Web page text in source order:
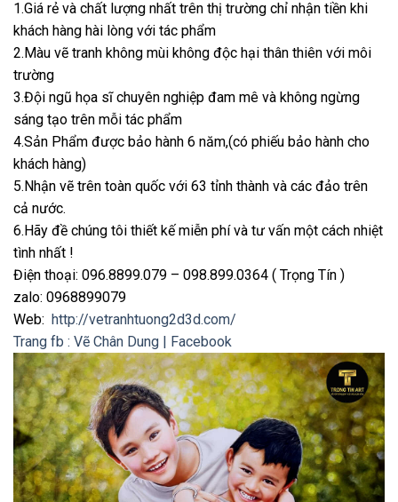
1.Giá rẻ và chất lượng nhất trên thị trường chỉ nhận tiền khi
khách hàng hài lòng với tác phẩm
2.Màu vẽ tranh không mùi không độc hại thân thiên với môi
trường
3.Đội ngũ họa sĩ chuyên nghiệp đam mê và không ngừng
sáng tạo trên mỗi tác phẩm
4.Sản Phẩm được bảo hành 6 năm,(có phiếu bảo hành cho
khách hàng)
5.Nhận vẽ trên toàn quốc với 63 tỉnh thành và các đảo trên
cả nước.
6.Hãy đề chúng tôi thiết kế miễn phí và tư vấn một cách nhiệt
tình nhất !
Điện thoại: 096.8899.079 – 098.899.0364 ( Trọng Tín )
zalo: 0968899079
Web: http://vetranhtuong2d3d.com/
Trang fb : Vẽ Chân Dung | Facebook